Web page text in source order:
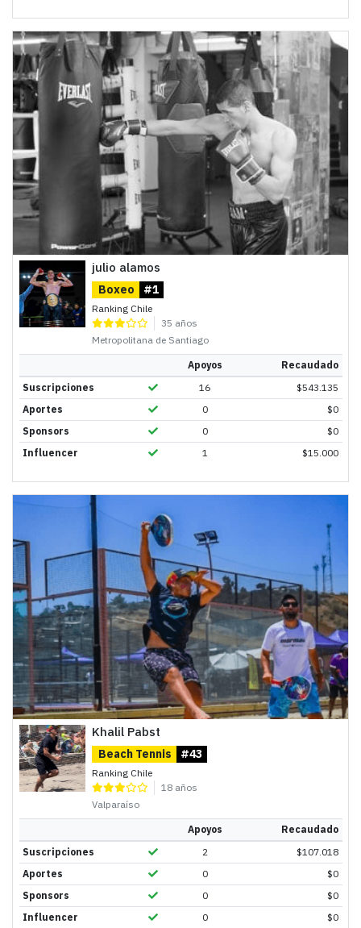
julio alamos
Boxeo #1
Ranking Chile
35 años
Metropolitana de Santiago
Apoyos
Recaudado
Suscripciones
16 $543.135
Aportes
0 $0
Sponsors
0 $0
Influencer
1 $15.000
Khalil Pabst
Beach Tennis #43
Ranking Chile
18 años
Valparaíso
Apoyos
Recaudado
Suscripciones
2 $107.018
Aportes
0 $0
Sponsors
0 $0
Influencer
0 $0